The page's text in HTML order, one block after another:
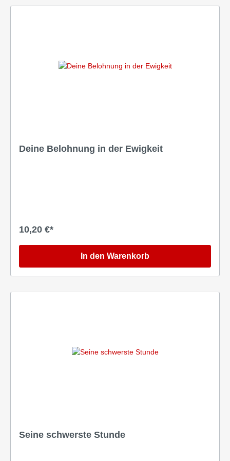
Deine Belohnung in der Ewigkeit
10,20 €*
In den Warenkorb
Seine schwerste Stunde